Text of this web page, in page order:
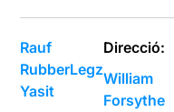
Rauf
RubberLegz
Yasit
Direcció:
William
Forsythe